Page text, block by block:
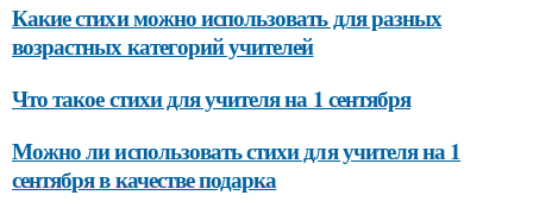
Какие стихи можно использовать для разных
возрастных категорий учителей
Что такое стихи для учителя на 1 сентября
Можно ли использовать стихи для учителя на 1
сентября в качестве подарка